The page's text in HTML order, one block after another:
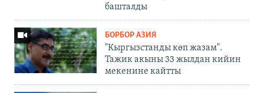
башталды
БОРБОР АЗИЯ
"Кыргызстанды көп жазам".
Тажик акыны 33 жылдан кийин
мекенине кайтты